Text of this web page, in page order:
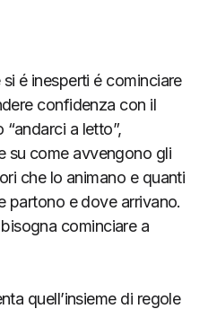
é inesperti é cominciare
confidenza con il
a letto”,
su come avvengono gli
che lo animano e quanti
partono e dove arrivano.
cominciare a
quell’insieme di regole